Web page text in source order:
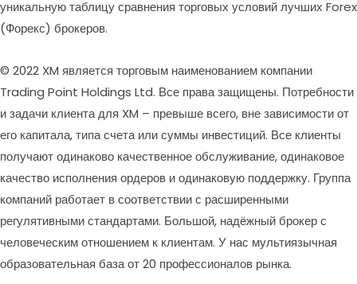
уникальную таблицу сравнения торговых условий лучших Forex
(Форекс) брокеров.
© 2022 XM является торговым наименованием компании
Trading Point Holdings Ltd. Все права защищены. Потребности
и задачи клиента для XM – превыше всего, вне зависимости от
его капитала, типа счета или суммы инвестиций. Все клиенты
получают одинаково качественное обслуживание, одинаковое
качество исполнения ордеров и одинаковую поддержку. Группа
компаний работает в соответствии с расширенными
регулятивными стандартами. Большой, надёжный брокер с
человеческим отношением к клиентам. У нас мультиязычная
образовательная база от 20 профессионалов рынка.